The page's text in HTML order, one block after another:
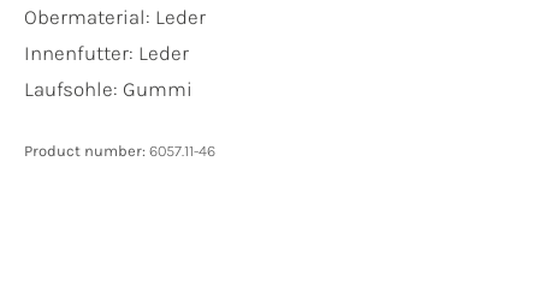
Obermaterial: Leder
Innenfutter: Leder
Laufsohle: Gummi
Product number: 6057.11-46